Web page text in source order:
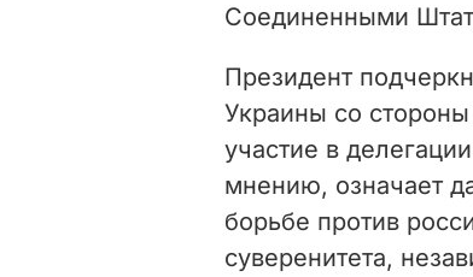
Соединенными
Президент
Украины со
участие в
мнению, означает
борьбе против
суверенитета,